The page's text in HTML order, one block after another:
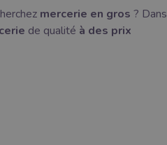
mercerie en gros ? Dans
de qualité à des prix